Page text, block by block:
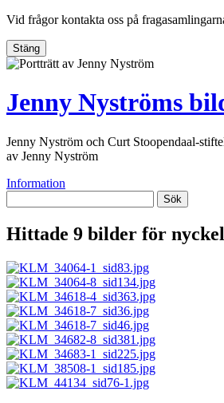
Vid frågor kontakta oss på
Stäng
Jenny Nyströms
Jenny Nyström och Curt Stoopendaal-
av Jenny Nyström
Information
Sök
Hittade 9 bilder för